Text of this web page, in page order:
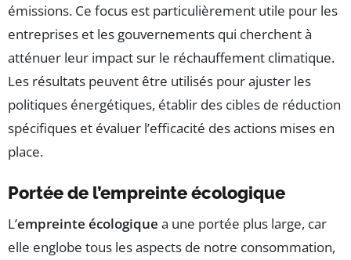
émissions. Ce focus est particulièrement utile pour les
entreprises et les gouvernements qui cherchent à
atténuer leur impact sur le réchauffement climatique.
Les résultats peuvent être utilisés pour ajuster les
politiques énergétiques, établir des cibles de réduction
spécifiques et évaluer l’efficacité des actions mises en
place.
Portée de l’empreinte écologique
L’empreinte écologique a une portée plus large, car
elle englobe tous les aspects de notre consommation,